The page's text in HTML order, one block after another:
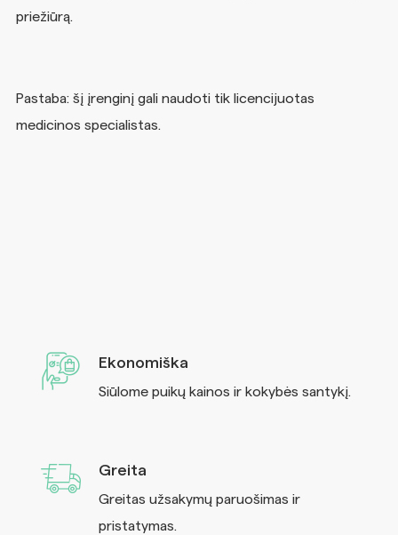
priežiūrą.
Pastaba: šį įrenginį gali naudoti tik licencijuotas
medicinos specialistas.
Ekonomiška
Siūlome puikų kainos ir kokybės santykį.
Greita
Greitas užsakymų paruošimas ir
pristatymas.